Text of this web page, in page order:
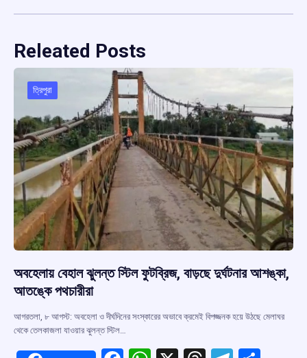
Releated Posts
ত্রিপুরা
অবহেলায় বেহাল ঝুলন্ত স্টিল ফুটব্রিজ, বাড়ছে দুর্ঘটনার আশঙ্কা,
আতঙ্কে পথচারীরা
আগরতলা, ৮ আগস্ট: অবহেলা ও দীর্ঘদিনের সংস্কারের অভাবে ক্রমেই বিপজ্জনক হয়ে উঠছে মেলাঘর
থেকে তেলকাজলা যাওয়ার ঝুলন্ত স্টিল…